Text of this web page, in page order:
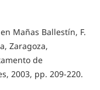
Mañas Ballestín, F.
Zaragoza,
de
2003, pp. 209-220.